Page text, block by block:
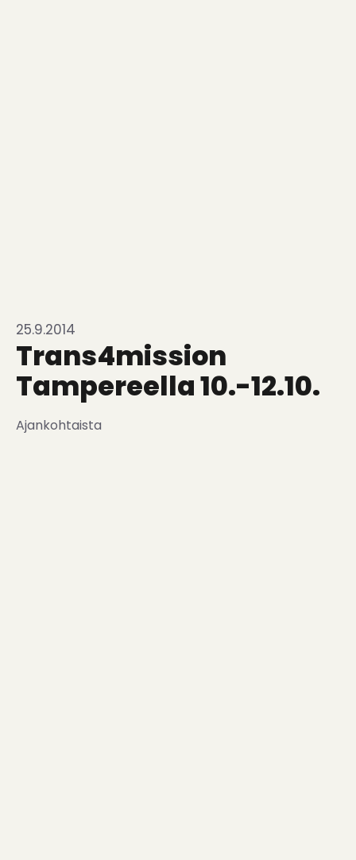
25.9.2014
Trans4mission
Tampereella 10.-12.10.
Ajankohtaista